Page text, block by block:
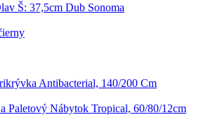
Š: 37,5cm Dub Sonoma
Antibacterial, 140/200 Cm
Paletový Nábytok Tropical, 60/80/12cm